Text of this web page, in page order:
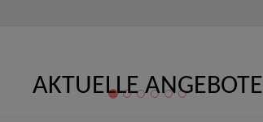
AKTUELLE ANGEBOTE